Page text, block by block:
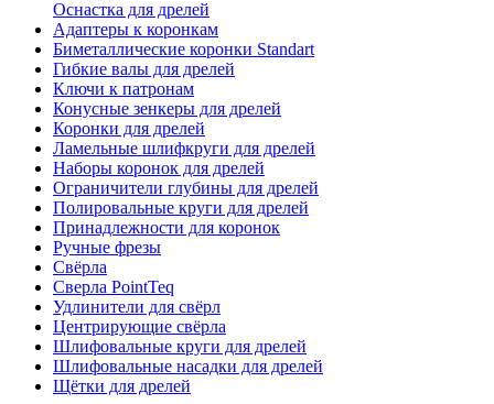
Оснастка для дрелей
Адаптеры к коронкам
Биметаллические коронки Standart
Гибкие валы для дрелей
Ключи к патронам
Конусные зенкеры для дрелей
Коронки для дрелей
Ламельные шлифкруги для дрелей
Наборы коронок для дрелей
Ограничители глубины для дрелей
Полировальные круги для дрелей
Принадлежности для коронок
Ручные фрезы
Свёрла
Сверла PointTeq
Удлинители для свёрл
Центрирующие свёрла
Шлифовальные круги для дрелей
Шлифовальные насадки для дрелей
Щётки для дрелей